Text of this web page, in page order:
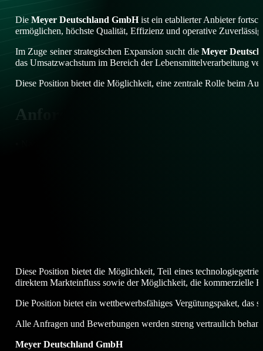
Die Meyer Deutschland GmbHist ein etablierter Anbieter
ermöglichen, höchste Qualität, Effizienz und operative
Im Zuge seiner strategischen Expansion sucht die Meyer
das Umsatzwachstum im Bereich der Lebensmittelverarbeitung
Diese Position bietet die Möglichkeit, eine zentrale Rolle beim
Anforderungen
Diese Position bietet die Möglichkeit, Teil eines
direktem Markteinfluss sowie der Möglichkeit, die kommerzielle
Die Position bietet ein wettbewerbsfähiges Vergütungspaket, das
Alle Anfragen und Bewerbungen werden streng vertraulich
Meyer Deutschland GmbH